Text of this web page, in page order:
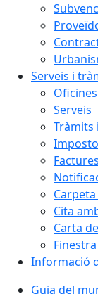
Serveis i
Serveis
Tràmits
Cita
Carta
Informació
Guia del